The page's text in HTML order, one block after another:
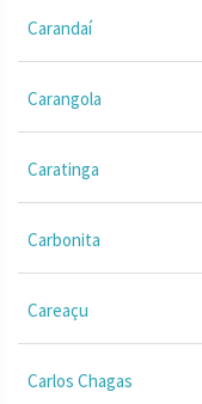
Carandaí
Carangola
Caratinga
Carbonita
Careaçu
Carlos Chagas